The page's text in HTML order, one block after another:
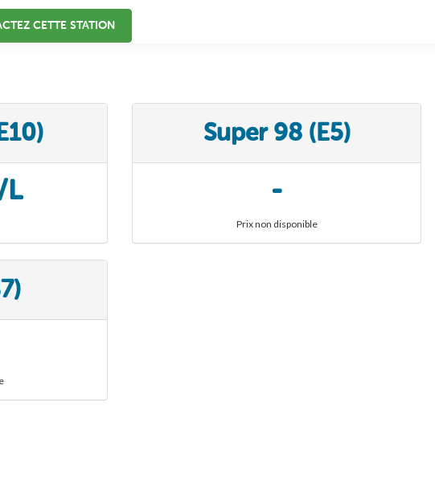
CETTE STATION
L
Super 98 (E5)
-
Prix non disponible